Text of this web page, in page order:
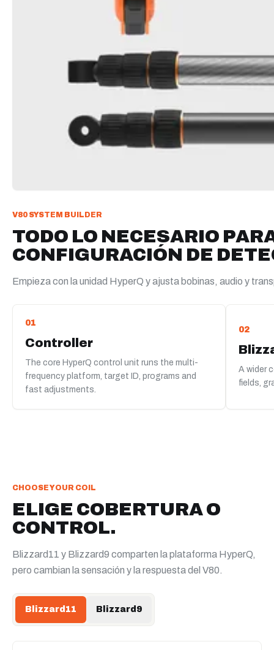
V80 SYSTEM BUILDER
TODO LO NECESARIO
CONFIGURACIÓN DE
Empieza con la unidad HyperQ y ajusta bobinas, audio y
01
Controller
The core HyperQ control unit runs the multi-
frequency platform, target ID, programs and
fast adjustments.
02
A wider
fields,
CHOOSE YOUR COIL
ELIGE COBERTURA O
CONTROL.
Blizzard11 y Blizzard9 comparten la plataforma HyperQ,
pero cambian la sensación y la respuesta del V80.
Blizzard11 Blizzard9